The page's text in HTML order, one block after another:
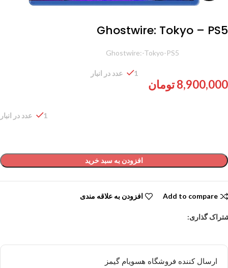
Ghostwire: Tokyo – PS5
Ghostwire:-Tokyo-PS5
8,900,000تومان
1 عدد در انبار
1 عدد در انبار
افزودن به سبد خرید
Add to compare افزودن به علاقه مندی
گذاری:
ارسال کننده فروشگاه هسویام گیمز